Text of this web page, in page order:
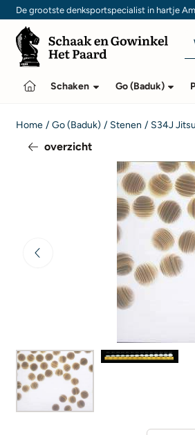
Cookievoorkeuren zijn momenteel
De grootste denksportspecialist in hartje
Schaken Go (Baduk)
Home / Go (Baduk) / Stenen / S34J
overzicht